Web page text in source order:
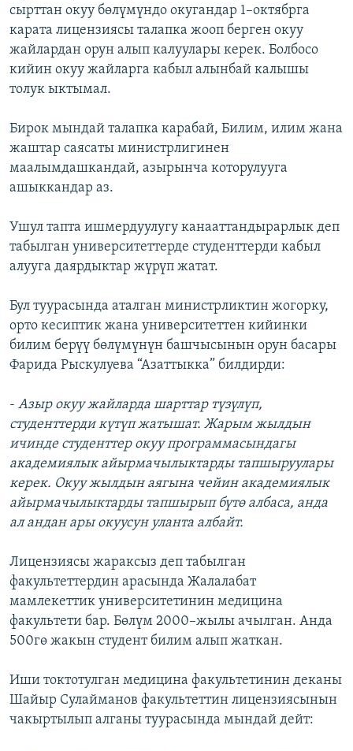
сырттан окуу бөлүмүндо окугандар 1–октябрга
карата лицензиясы талапка жооп берген окуу
жайлардан орун алып калуулары керек. Болбосо
кийин окуу жайларга кабыл алынбай калышы
толук ыктымал.
Бирок мындай талапка карабай, Билим, илим жана
жаштар саясаты министрлигинен
маалымдашкандай, азырынча которулууга
ашыккандар аз.
Ушул тапта ишмердуулугу канааттандырарлык деп
табылган университеттерде студенттерди кабыл
алууга даярдыктар жүрүп жатат.
Бул туурасында аталган министрликтин жогорку,
орто кесиптик жана университеттен кийинки
билим берүү бөлүмүнүн башчысынын орун басары
Фарида Рыскулуева “Азаттыкка” билдирди:
- Азыр окуу жайларда шарттар түзүлүп,
студенттерди күтүп жатышат. Жарым жылдын
ичинде студенттер окуу программасындагы
академиялык айырмачылыктарды тапшыруулары
керек. Окуу жылдын аягына чейин академиялык
айырмачылыктарды тапшырып бүтө албаса, анда
ал андан ары окуусун уланта албайт.
Лицензиясы жараксыз деп табылган
факультеттердин арасында Жалалабат
мамлекеттик университетинин медицина
факультети бар. Бөлүм 2000–жылы ачылган. Анда
500гө жакын студент билим алып жаткан.
Иши токтотулган медицина факультетинин деканы
Шайыр Сулайманов факультеттин лицензиясынын
чакыртылып алганы туурасында мындай дейт: